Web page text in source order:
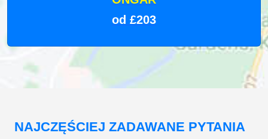
od £203
NAJCZĘŚCIEJ ZADAWANE PYTANIA